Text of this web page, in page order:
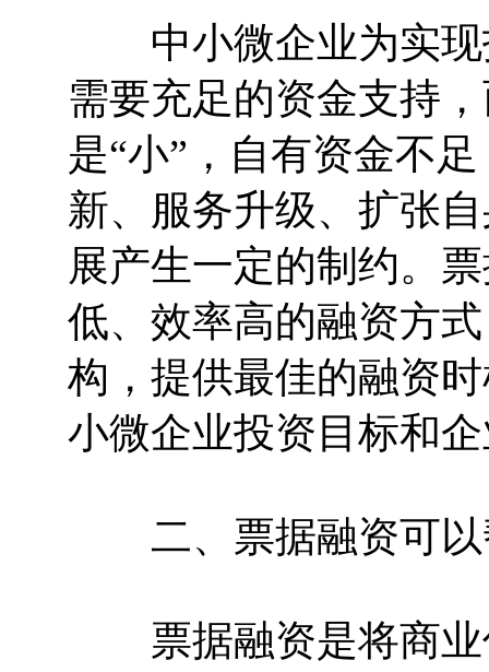
中小微企业为实现
需要充足的资金支持
是“小”，自有资金不
新、服务升级、扩张
展产生一定的制约。
低、效率高的融资方
构，提供最佳的融资
小微企业投资目标和
二、票据融资可以
票据融资是将商业